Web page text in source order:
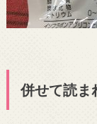
併せて読ま